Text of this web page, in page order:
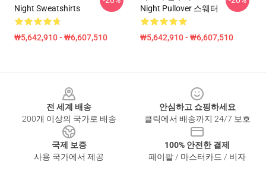
Night Sweatshirts
₩5,642,910 - ₩6,607,510
Night Pullover 스웨터
₩5,642,910 - ₩6,607,510
전 세계 배송
200개 이상의 국가로 배송
안심하고 쇼핑하세요
클릭에서 배송까지 24/7 보호
국제 보증
사용 국가에서 제공
100% 안전한 결제
페이팔 / 마스터카드 / 비자